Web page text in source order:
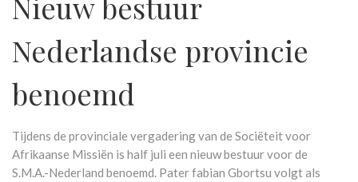
Nederlandse provincie
benoemd
Tijdens de provinciale vergadering van de Sociëteit voor
Afrikaanse Missiën is half juli een nieuw bestuur voor de
S.M.A.-Nederland benoemd. Pater fabian Gbortsu volgt als